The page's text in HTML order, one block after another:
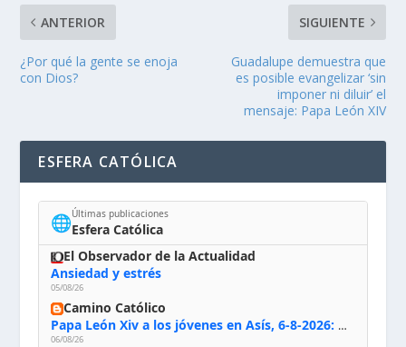
ANTERIOR
¿Por qué la gente se enoja
con Dios?
SIGUIENTE
Guadalupe demuestra que
es posible evangelizar ‘sin
imponer ni diluir’ el
mensaje: Papa León XIV
ESFERA CATÓLICA
🌐Últimas publicaciones
Esfera Católica
El Observador de la Actualidad
Ansiedad y estrés
05/08/26
Camino Católico
Papa León Xiv a los jóvenes en Asís, 6-8-2026: «De san Francisco aprendan la radicalidad evangélica: no los vuelve ciegos ni violentos, sino sensibles, atentos, siempre en el seguimiento de Jesús, humildes y acogiendo a todos»
06/08/26